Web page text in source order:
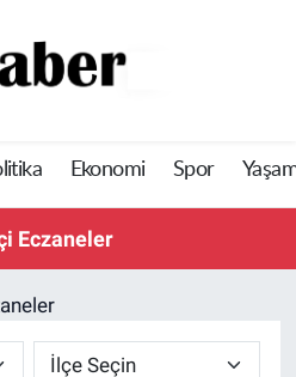
Ekonomi Spor
Eczaneler